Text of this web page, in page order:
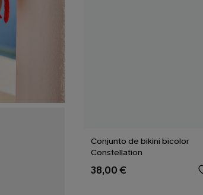
Conjunto de bikini bicolor
Constellation
38,00 €